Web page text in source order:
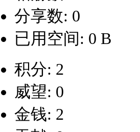
分享数: 0
已用空间: 0 B
积分: 2
威望: 0
金钱: 2